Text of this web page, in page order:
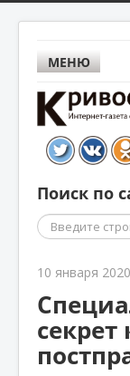
МЕНЮ
Поиск по
Поиск
10 января
секрет